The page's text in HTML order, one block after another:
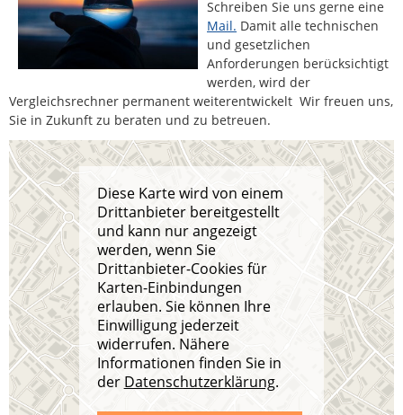
Schreiben Sie uns gerne eine
Mail. Damit alle technischen
und gesetzlichen
Anforderungen berücksichtigt
werden, wird der
Vergleichsrechner permanent weiterentwickelt Wir freuen uns,
Sie in Zukunft zu beraten und zu betreuen.
Diese Karte wird von einem
Drittanbieter bereitgestellt
und kann nur angezeigt
werden, wenn Sie
Drittanbieter-Cookies für
Karten-Einbindungen
erlauben. Sie können Ihre
Einwilligung jederzeit
widerrufen. Nähere
Informationen finden Sie in
der Datenschutzerklärung.